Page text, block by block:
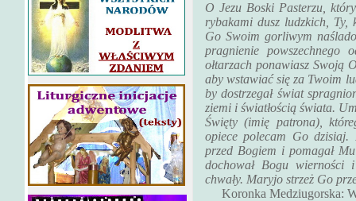
O Jezu Boski Pasterzu,
rybakami dusz ludzkich, Ty,
Go Swoim gorliwym
pragnienie powszechnego
ołtarzach ponawiasz Swoją
aby wstawiać się za Twoim
by dostrzegał świat
ziemi i światłością świata.
Święty (imię patrona),
opiece polecam Go dzisiaj.
przed Bogiem i pomagał
dochował Bogu wierności
chwały. Maryjo strzeż Go
Koronka Medziugorska: